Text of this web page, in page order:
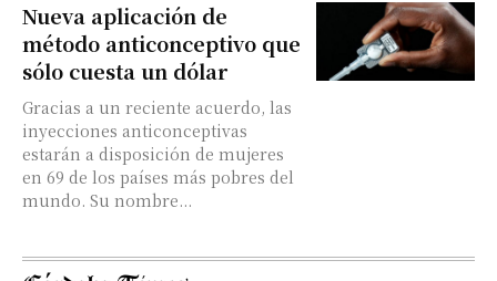
Nueva aplicación de
método anticonceptivo que
sólo cuesta un dólar
Gracias a un reciente acuerdo, las
inyecciones anticonceptivas
estarán a disposición de mujeres
en 69 de los países más pobres del
mundo. Su nombre...